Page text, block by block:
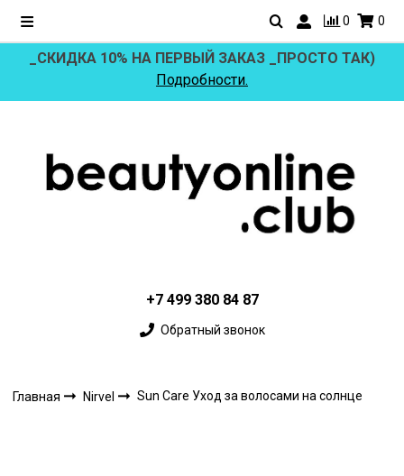
0 0
_СКИДКА 10% НА ПЕРВЫЙ ЗАКАЗ _ПРОСТО ТАК)
Подробности.
+7 499 380 84 87
Обратный звонок
Главная Nirvel Sun Care Уход за волосами на солнце